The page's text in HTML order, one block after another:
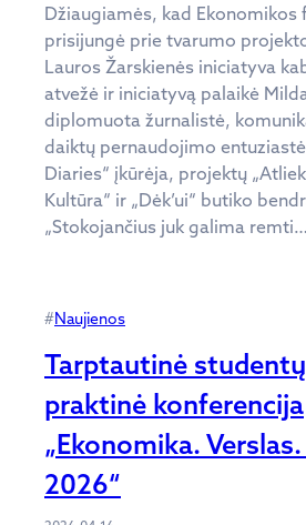
Džiaugiamės, kad Ekonomikos
prisijungė prie tvarumo
Lauros Žarskienės iniciatyva
atvežė ir iniciatyvą palaikė
diplomuota žurnalistė,
daiktų pernaudojimo
Diaries“ įkūrėja, projektų
Kultūra“ ir „Dėk’ui“ butiko
„Stokojančius juk galima remti…
#Naujienos
Tarptautinė
praktinė konferencija
„Ekonomika.
2026“